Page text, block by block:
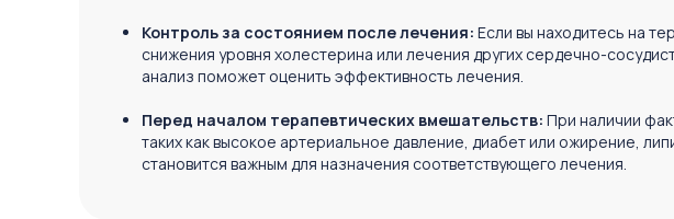
Контроль за состоянием после лечения: Если вы находитесь на
снижения уровня холестерина или лечения других сердечно-
анализ поможет оценить эффективность лечения.
Перед началом терапевтических вмешательств: При наличии
таких как высокое артериальное давление, диабет или ожирение,
становится важным для назначения соответствующего лечения.